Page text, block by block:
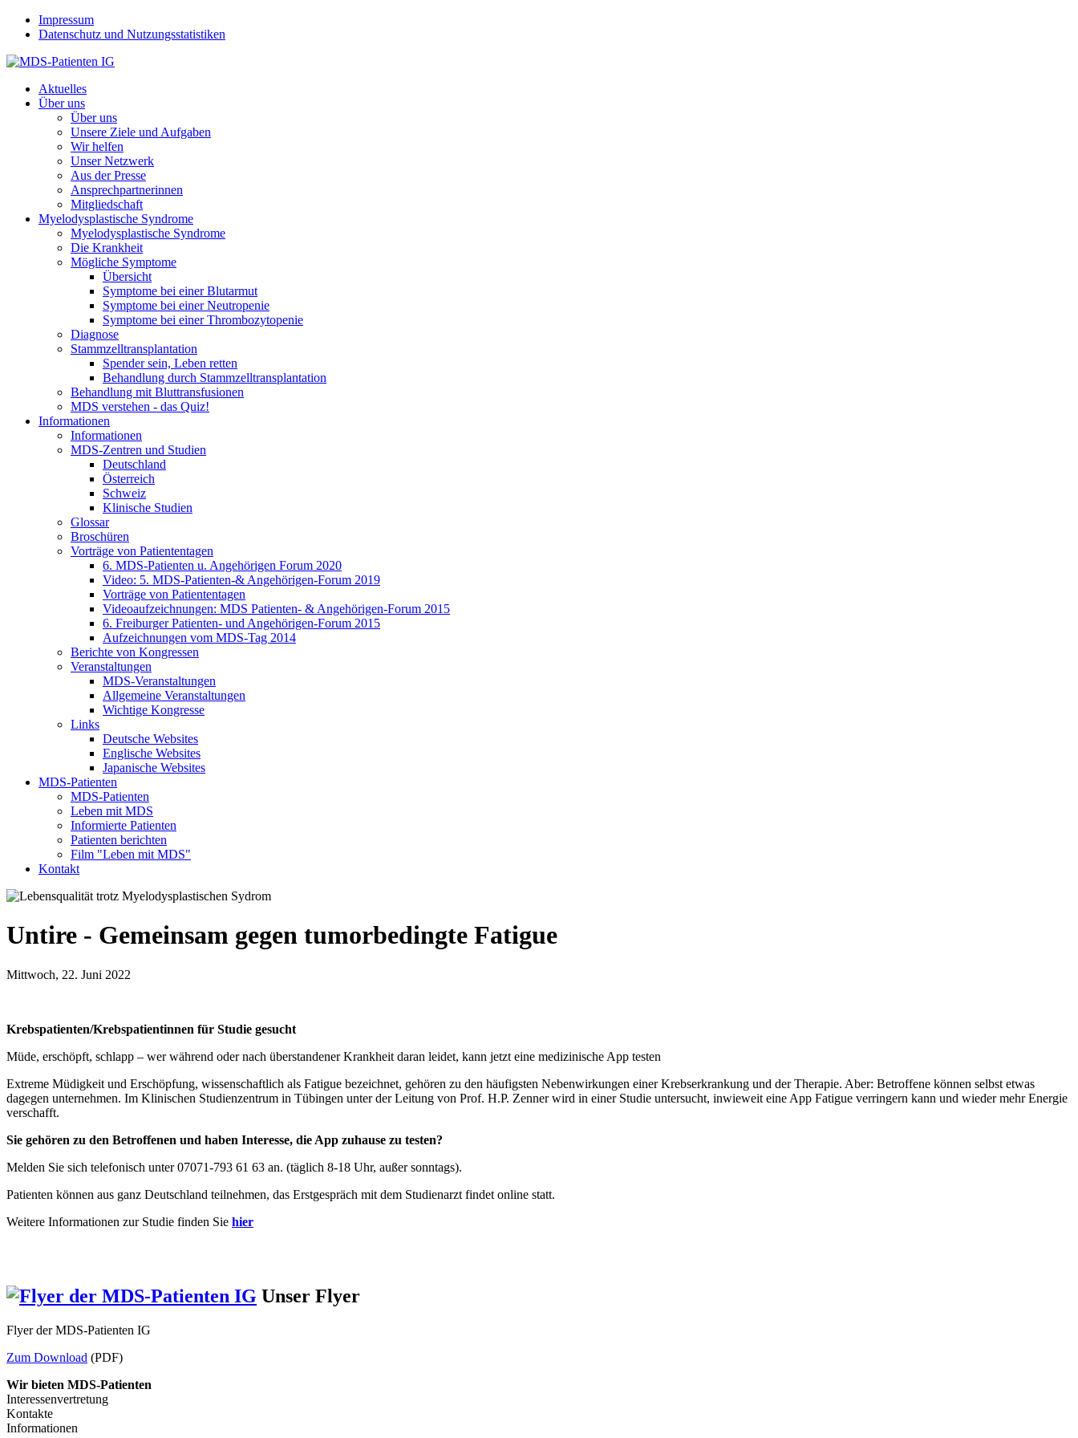
Jump to navigation
Impressum
Datenschutz und Nutzungsstatistiken
Aktuelles
Über uns
Über uns
Unsere Ziele und Aufgaben
Wir helfen
Unser Netzwerk
Aus der Presse
Ansprechpartnerinnen
Mitgliedschaft
Myelodysplastische Syndrome
Myelodysplastische Syndrome
Die Krankheit
Mögliche Symptome
Übersicht
Symptome bei einer Blutarmut
Symptome bei einer Neutropenie
Symptome bei einer Thrombozytopenie
Diagnose
Stammzelltransplantation
Spender sein, Leben retten
Behandlung durch Stammzelltransplantation
Behandlung mit Bluttransfusionen
MDS verstehen - das Quiz!
Informationen
Informationen
MDS-Zentren und Studien
Deutschland
Österreich
Schweiz
Klinische Studien
Glossar
Broschüren
Vorträge von Patiententagen
6. MDS-Patienten u. Angehörigen Forum 2020
Video: 5. MDS-Patienten-& Angehörigen-Forum 2019
Vorträge von Patiententagen
Videoaufzeichnungen: MDS Patienten- & Angehörigen-Forum 2015
6. Freiburger Patienten- und Angehörigen-Forum 2015
Aufzeichnungen vom MDS-Tag 2014
Berichte von Kongressen
Veranstaltungen
MDS-Veranstaltungen
Allgemeine Veranstaltungen
Wichtige Kongresse
Links
Deutsche Websites
Englische Websites
Japanische Websites
MDS-Patienten
MDS-Patienten
Leben mit MDS
Informierte Patienten
Patienten berichten
Film "Leben mit MDS"
Kontakt
Untire - Gemeinsam gegen tumorbedingte Fatigue
Mittwoch, 22. Juni 2022
Krebspatienten/Krebspatientinnen für Studie gesucht
Müde, erschöpft, schlapp – wer während oder nach überstandener Krankheit daran leidet, kann jetzt eine medizinische App testen
Extreme Müdigkeit und Erschöpfung, wissenschaftlich als Fatigue bezeichnet, gehören zu den häufigsten Nebenwirkungen einer Krebserkrankung und der Therapie. Aber: Betroffene können selbst etwas
dagegen unternehmen. Im Klinischen Studienzentrum in Tübingen unter der Leitung von Prof. H.P. Zenner wird in einer Studie untersucht, inwieweit eine App Fatigue verringern kann und wieder mehr Energie
verschafft.
Sie gehören zu den Betroffenen und haben Interesse, die App zuhause zu testen?
Melden Sie sich telefonisch unter 07071-793 61 63 an. (täglich 8-18 Uhr, außer sonntags).
Patienten können aus ganz Deutschland teilnehmen, das Erstgespräch mit dem Studienarzt findet online statt.
Weitere Informationen zur Studie finden Sie hier
Unser Flyer
Flyer der MDS-Patienten IG
Zum Download (PDF)
Wir bieten MDS-Patienten
Interessenvertretung
Kontakte
Informationen